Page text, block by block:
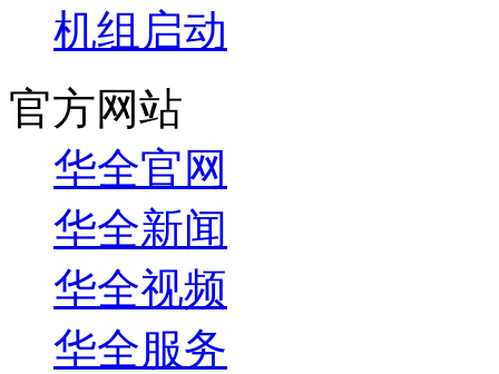
机组启动
官方网站
华全官网
华全新闻
华全视频
华全服务